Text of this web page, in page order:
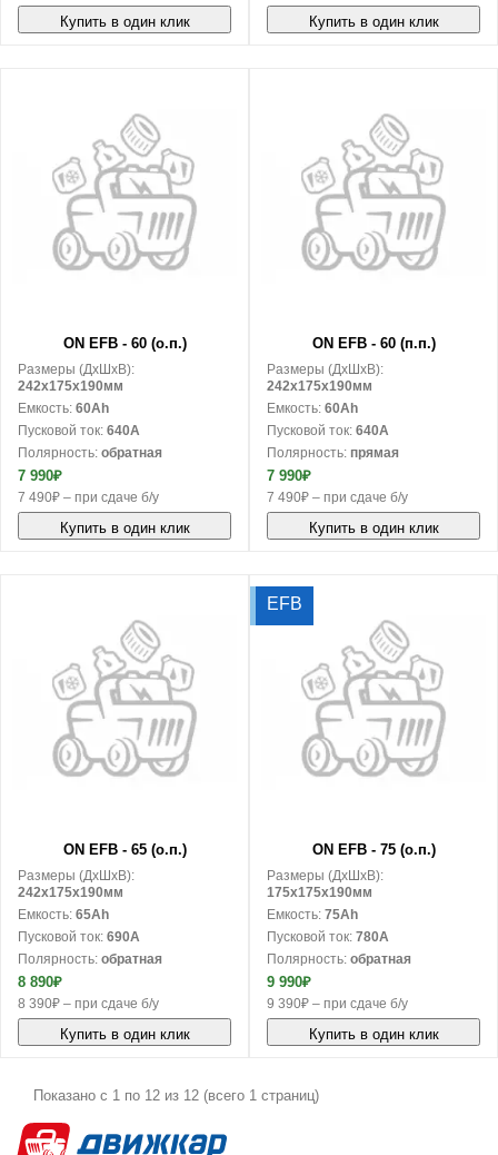
Купить в один клик Купить в один клик
ON EFB - 60 (о.п.)
Размеры (ДxШxВ):
242x175x190мм
Емкость: 60Ah
Пусковой ток: 640A
Полярность: обратная
7 990₽
7 490₽ – при сдаче б/у
Купить в один клик
ON EFB - 60 (п.п.)
Размеры (ДxШxВ):
242x175x190мм
Емкость: 60Ah
Пусковой ток: 640A
Полярность: прямая
7 990₽
7 490₽ – при сдаче б/у
Купить в один клик
ON EFB - 65 (о.п.)
Размеры (ДxШxВ):
242x175x190мм
Емкость: 65Ah
Пусковой ток: 690A
Полярность: обратная
8 890₽
8 390₽ – при сдаче б/у
Купить в один клик
EFB
ON EFB - 75 (о.п.)
Размеры (ДxШxВ):
175x175x190мм
Емкость: 75Ah
Пусковой ток: 780A
Полярность: обратная
9 990₽
9 390₽ – при сдаче б/у
Купить в один клик
Показано с 1 по 12 из 12 (всего 1 страниц)